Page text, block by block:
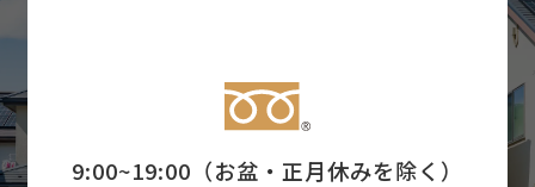
9:00~19:00（お盆・正月休みを除く）